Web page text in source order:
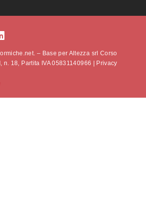
– Base per Altezza srl Corso
n. 18, Partita IVA 05831140966 |
Privacy